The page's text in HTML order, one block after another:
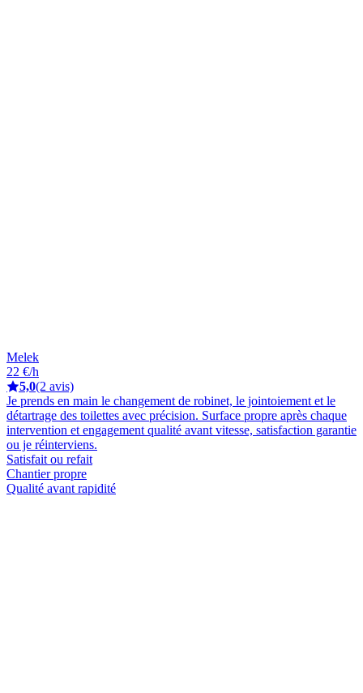
Melek
22 €/h
5,0(2 avis)
Je prends en main le changement de robinet, le jointoiement et le
détartrage des toilettes avec précision. Surface propre après chaque
intervention et engagement qualité avant vitesse, satisfaction garantie
ou je réinterviens.
Satisfait ou refait
Chantier propre
Qualité avant rapidité